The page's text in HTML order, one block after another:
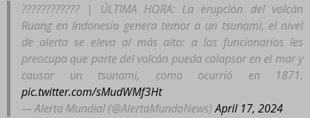
???????????? | ÚLTIMA HORA: La erupción del volcán
Ruang en Indonesia genera temor a un tsunami, el nivel
de alerta se eleva al más alto: a los funcionarios les
preocupa que parte del volcán pueda colapsar en el mar y
causar un tsunami, como ocurrió en 1871.
pic.twitter.com/sMudWMf3Ht
— Alerta Mundial (@AlertaMundoNews)April 17, 2024